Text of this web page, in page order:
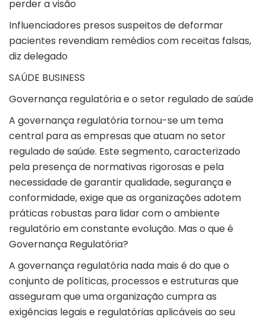
perder a visão
Influenciadores presos suspeitos de deformar
pacientes revendiam remédios com receitas falsas,
diz delegado
SAÚDE BUSINESS
Governança regulatória e o setor regulado de saúde
A governança regulatória tornou-se um tema
central para as empresas que atuam no setor
regulado de saúde. Este segmento, caracterizado
pela presença de normativas rigorosas e pela
necessidade de garantir qualidade, segurança e
conformidade, exige que as organizações adotem
práticas robustas para lidar com o ambiente
regulatório em constante evolução. Mas o que é
Governança Regulatória?
A governança regulatória nada mais é do que o
conjunto de políticas, processos e estruturas que
asseguram que uma organização cumpra as
exigências legais e regulatórias aplicáveis ao seu